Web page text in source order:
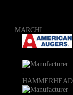
MARCHI